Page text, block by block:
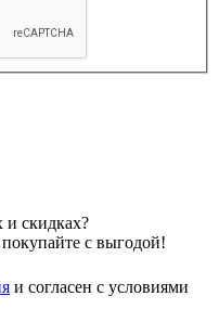
и скидках?
с выгодой!
и согласен с условиями